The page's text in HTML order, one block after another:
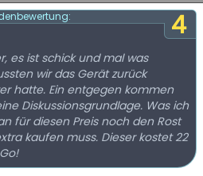
4
es ist schick und mal was
wir das Gerät zurück
hatte. Ein entgegen kommen
Diskussionsgrundlage. Was ich
für diesen Preis noch den Rost
kaufen muss. Dieser kostet 22